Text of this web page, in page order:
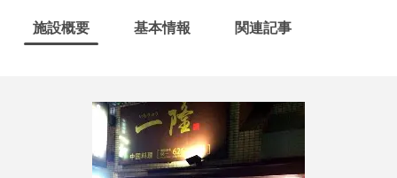
施設概要 基本情報 関連記事